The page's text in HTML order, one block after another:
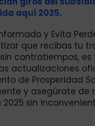
aquí 2025.
y Evita
que recibas tu
contratiempos,
actualizaciones
de Prosperidad
y asegúrate de
sin